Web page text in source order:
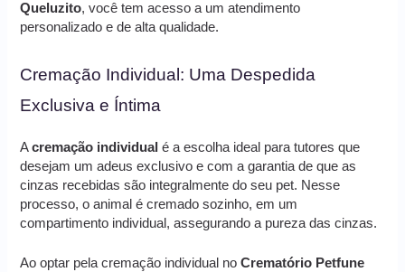
Queluzito, você tem acesso a um atendimento
personalizado e de alta qualidade.
Cremação Individual: Uma Despedida
Exclusiva e Íntima
Acremação individual é a escolha ideal para tutores que
desejam um adeus exclusivo e com a garantia de que as
cinzas recebidas são integralmente do seu pet. Nesse
processo, o animal é cremado sozinho, em um
compartimento individual, assegurando a pureza das cinzas.
Ao optar pela cremação individual noCrematório Petfune